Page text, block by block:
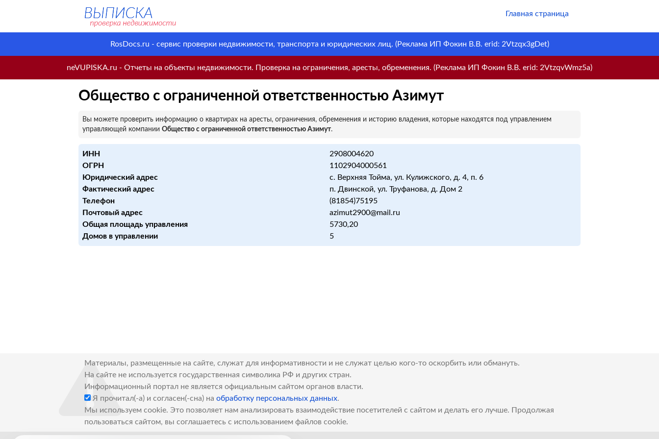
Главная страница
RosDocs.ru - сервис проверки недвижимости, транспорта и юридических лиц. (Реклама ИП Фокин В.В. erid: 2Vtzqx3gDet)
neVUPISKA.ru - Отчеты на объекты недвижимости. Проверка на ограничения, аресты, обременения. (Реклама ИП Фокин В.В. erid: 2VtzqvWmz5a)
Общество с ограниченной ответственностью Азимут
Вы можете проверить информацию о квартирах на аресты, ограничения, обременения и историю владения, которые находятся под управлением
управляющей компании Общество с ограниченной ответственностью Азимут.
ИНН
2908004620
ОГРН
1102904000561
Юридический адрес
с. Верхняя Тойма, ул. Кулижского, д. 4, п. 6
Фактический адрес
п. Двинской, ул. Труфанова, д. Дом 2
Телефон
(81854)75195
Почтовый адрес
azimut2900@mail.ru
Общая площадь управления
5730,20
Домов в управлении
5
Материалы, размещенные на сайте, служат для информативности и не служат целью кого-то оскорбить или обмануть.
На сайте не используется государственная символика РФ и других стран.
Информационный портал не является официальным сайтом органов власти.
Я прочитал(-а) и согласен(-сна) на обработку персональных данных.
Мы используем cookie. Это позволяет нам анализировать взаимодействие посетителей с сайтом и делать его лучше. Продолжая
пользоваться сайтом, вы соглашаетесь с использованием файлов cookie.